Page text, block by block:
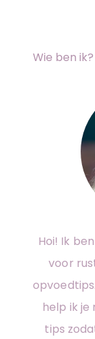
Wie ben ik?
Hoi! Ik
voor
help ik
tips